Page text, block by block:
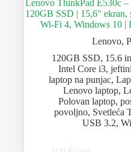
Lenovo ThinkPad E530c
120GB SSD | 15,6″ ekran,
Wi-Fi 4, Windows 10 |
Lenovo,
120GB SSD, 15.6
Intel Core i3,
laptop na punjac,
Lenovo laptop,
Polovan laptop,
povoljno, Svetleća
USB 3.2,